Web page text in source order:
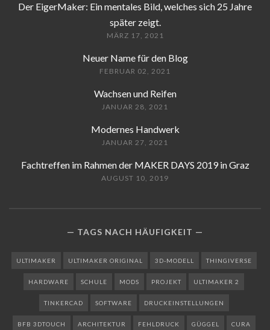
Der EigerMaker: Ein mentales Bild, welches sich 25 Jahre
später zeigt.
MÄRZ 17, 2021
Neuer Name für den Blog
FEBRUAR 02, 2021
Wachsen und Reifen
JANUAR 28, 2021
Modernes Handwerk
JANUAR 27, 2021
Fachtreffen im Rahmen der MAKER DAYS 2019 in Graz
AUGUST 10, 2019
TAGS NACH HÄUFIGKEIT
ULTIMAKER ULTIMAKER ORIGINAL 3D-MODELL THINGIVERSE
HARDWARE SCHULE MODS PROJEKT ULTIMAKER 2
TINKERCAD SOFTWARE DRUCKEINSTELLUNGEN
BFB 3DTOUCH ARCHITEKTUR FEHLDRUCK GÜGGEL CURA